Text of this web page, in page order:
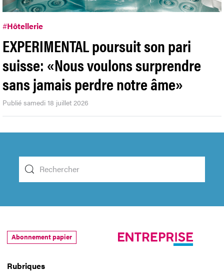
#Hôtellerie
EXPERIMENTAL poursuit son pari
suisse: «Nous voulons surprendre
sans jamais perdre notre âme»
Publié samedi 18 juillet 2026
Rubriques
Abonnement papier